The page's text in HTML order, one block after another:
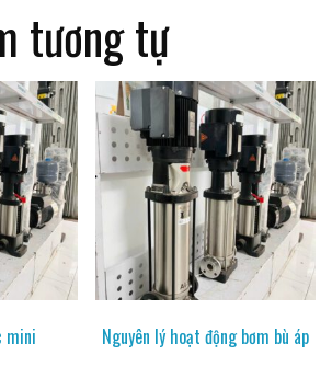
tương tự
mini Nguyên lý hoạt động bơm bù áp